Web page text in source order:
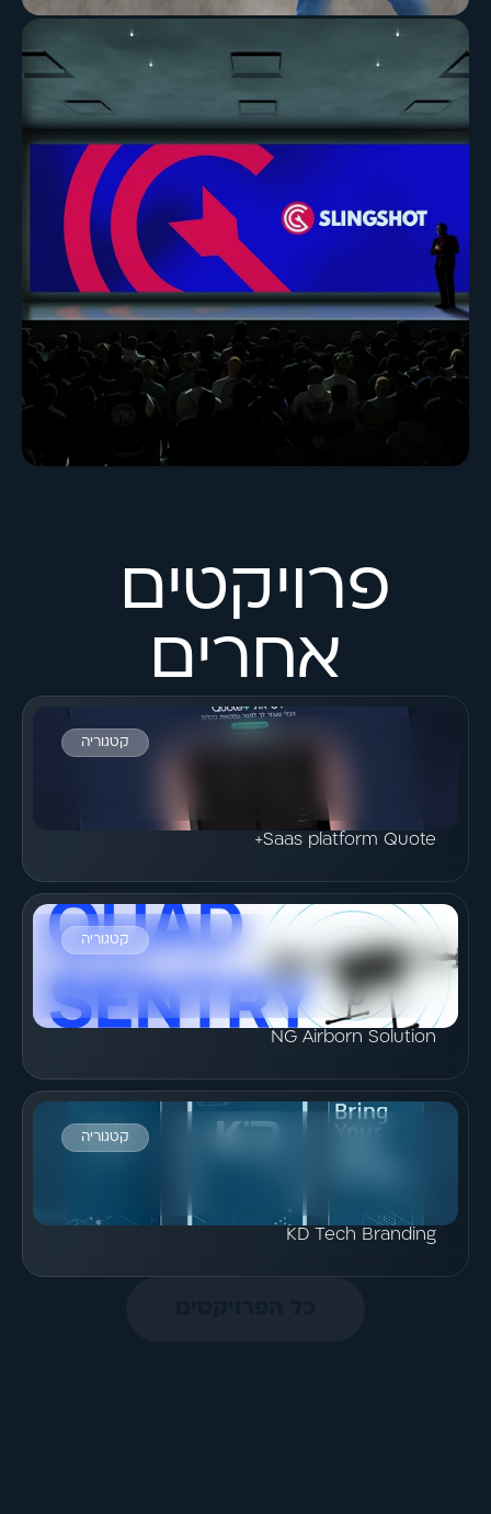
אחרים
קטגוריה
Saas platform Quote+
קטגוריה
NG Airborn Solution
קטגוריה
KD Tech Branding